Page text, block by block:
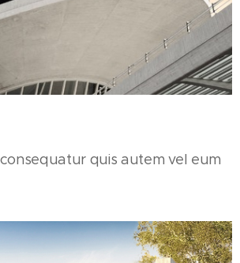
quis autem vel eum